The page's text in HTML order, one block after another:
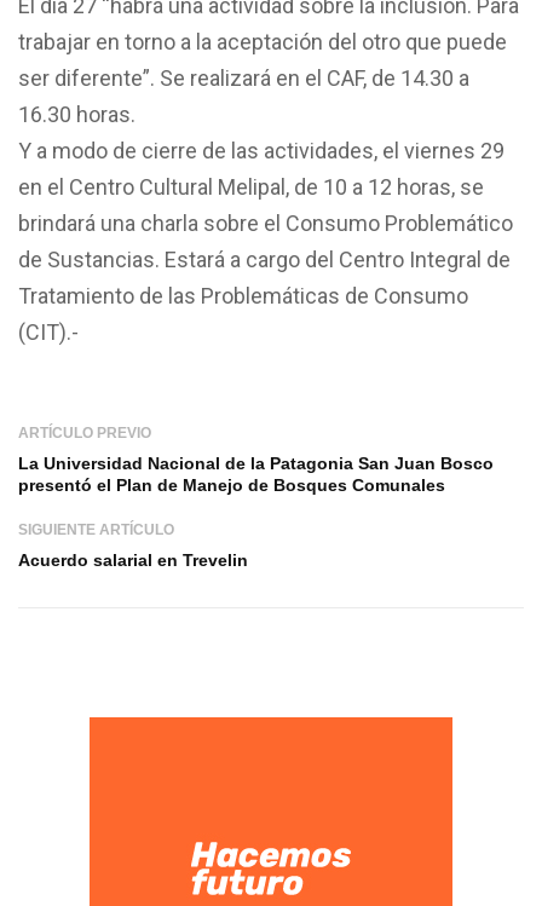
El día 27 “habrá una actividad sobre la inclusión. Para
trabajar en torno a la aceptación del otro que puede
ser diferente”. Se realizará en el CAF, de 14.30 a
16.30 horas.
Y a modo de cierre de las actividades, el viernes 29
en el Centro Cultural Melipal, de 10 a 12 horas, se
brindará una charla sobre el Consumo Problemático
de Sustancias. Estará a cargo del Centro Integral de
Tratamiento de las Problemáticas de Consumo
(CIT).-
ARTÍCULO PREVIO
La Universidad Nacional de la Patagonia San Juan Bosco
presentó el Plan de Manejo de Bosques Comunales
SIGUIENTE ARTÍCULO
Acuerdo salarial en Trevelin